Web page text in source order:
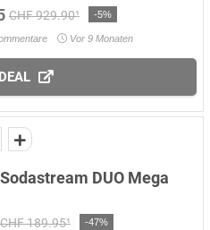
CHF 929.90¹ -5%
Vor 9 Monaten
Sodastream DUO Mega
CHF 189.95¹ -47%